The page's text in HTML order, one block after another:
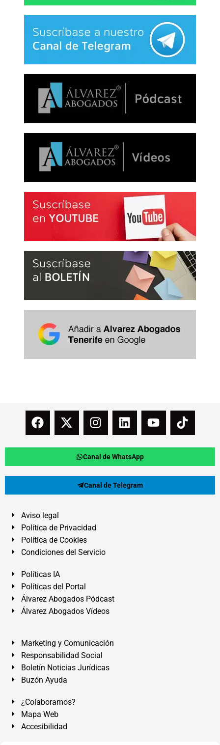
Canal de WhatsApp
Canal de Telegram
Aviso legal
Política de Privacidad
Política de Cookies
Condiciones del Servicio
Políticas IA
Políticas del Portal
Álvarez Abogados Pódcast
Álvarez Abogados Vídeos
Marketing y Comunicación
Responsabilidad Social
Boletín Noticias Jurídicas
Buzón Ayuda
¿Colaboramos?
Mapa Web
Accesibilidad